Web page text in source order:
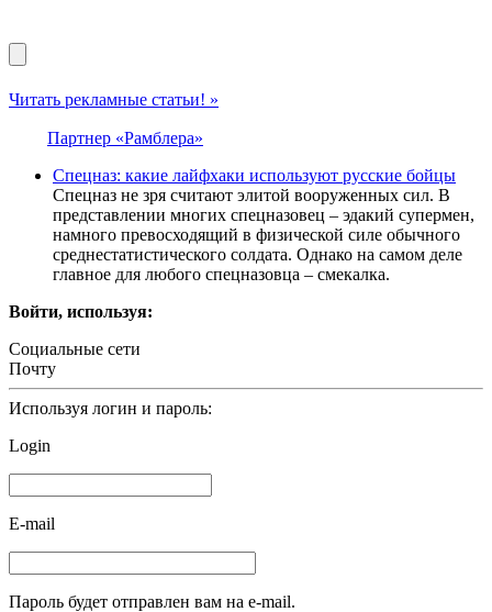
Читать рекламные статьи! »
Партнер «Рамблера»
Спецназ: какие лайфхаки используют русские бойцы
Спецназ не зря считают элитой вооруженных сил. В
представлении многих спецназовец – эдакий супермен,
намного превосходящий в физической силе обычного
среднестатистического солдата. Однако на самом деле
главное для любого спецназовца – смекалка.
Войти, используя:
Социальные сети
Почту
Используя логин и пароль:
Login
E-mail
Пароль будет отправлен вам на e-mail.